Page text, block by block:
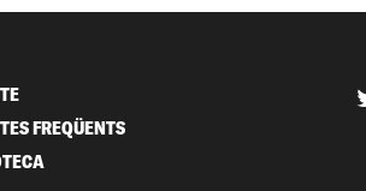
FREQÜENTS